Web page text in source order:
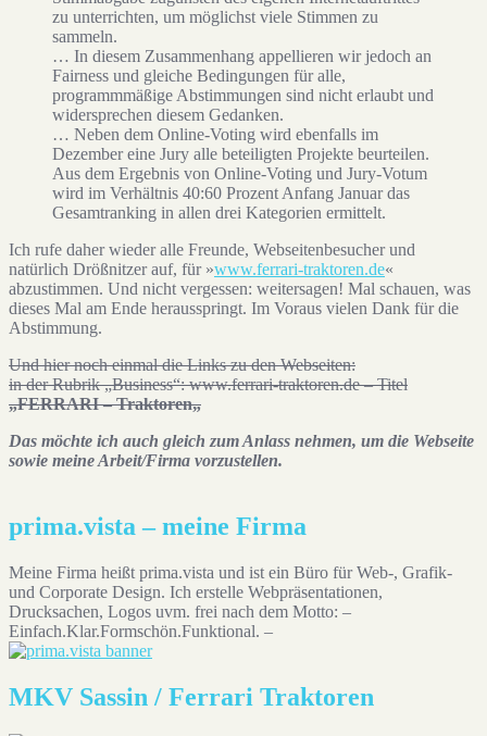
zu unterrichten, um möglichst viele Stimmen zu
sammeln.
… In diesem Zusammenhang appellieren wir jedoch an
Fairness und gleiche Bedingungen für alle,
programmmäßige Abstimmungen sind nicht erlaubt und
widersprechen diesem Gedanken.
… Neben dem Online-Voting wird ebenfalls im
Dezember eine Jury alle beteiligten Projekte beurteilen.
Aus dem Ergebnis von Online-Voting und Jury-Votum
wird im Verhältnis 40:60 Prozent Anfang Januar das
Gesamtranking in allen drei Kategorien ermittelt.
Ich rufe daher wieder alle Freunde, Webseitenbesucher und
natürlich Drößnitzer auf, für »www.ferrari-traktoren.de«
abzustimmen. Und nicht vergessen: weitersagen! Mal schauen, was
dieses Mal am Ende herausspringt. Im Voraus vielen Dank für die
Abstimmung.
Und hier noch einmal die Links zu den Webseiten:
in der Rubrik „Business“: www.ferrari-traktoren.de – Titel
„FERRARI – Traktoren„
Das möchte ich auch gleich zum Anlass nehmen, um die Webseite
sowie meine Arbeit/Firma vorzustellen.
prima.vista – meine Firma
Meine Firma heißt prima.vista und ist ein Büro für Web-, Grafik-
und Corporate Design. Ich erstelle Webpräsentationen,
Drucksachen, Logos uvm. frei nach dem Motto: –
Einfach.Klar.Formschön.Funktional. –
MKV Sassin / Ferrari Traktoren